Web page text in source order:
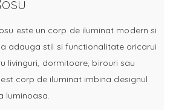
este un corp de iluminat modern si
adauga stil si functionalitate oricarui
livinguri, dormitoare, birouri sau
corp de iluminat imbina designul
luminoasa.